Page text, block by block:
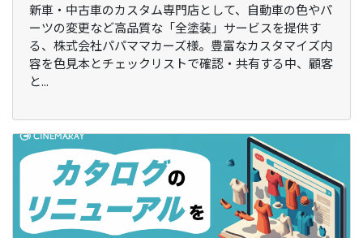
新車・中古車のカスタム専門店として、自動車の色やパ
ーツの変更など高品質な「全塗装」サービスを提供す
る、株式会社パパママカーズ様。豊富なカスタマイズ内
容を色見本とチェックリストで確認・共有する中、顧客
と...